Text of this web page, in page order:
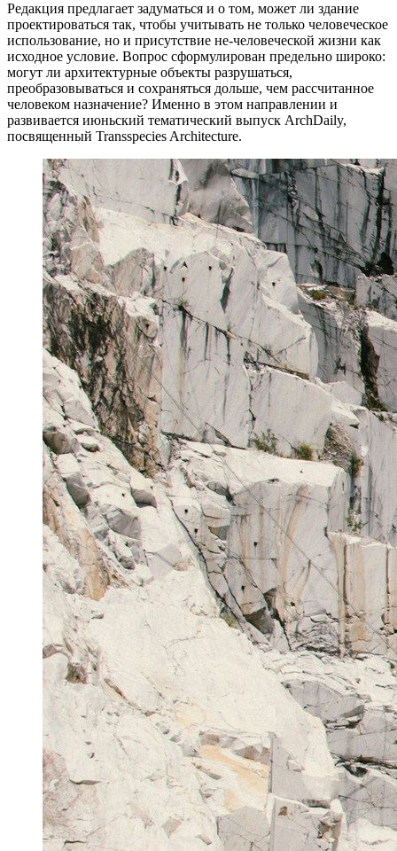
Редакция предлагает задуматься и о том, может ли здание
проектироваться так, чтобы учитывать не только человеческое
использование, но и присутствие не-человеческой жизни как
исходное условие. Вопрос сформулирован предельно широко:
могут ли архитектурные объекты разрушаться,
преобразовываться и сохраняться дольше, чем рассчитанное
человеком назначение? Именно в этом направлении и
развивается июньский тематический выпуск ArchDaily,
посвященный Transspecies Architecture.